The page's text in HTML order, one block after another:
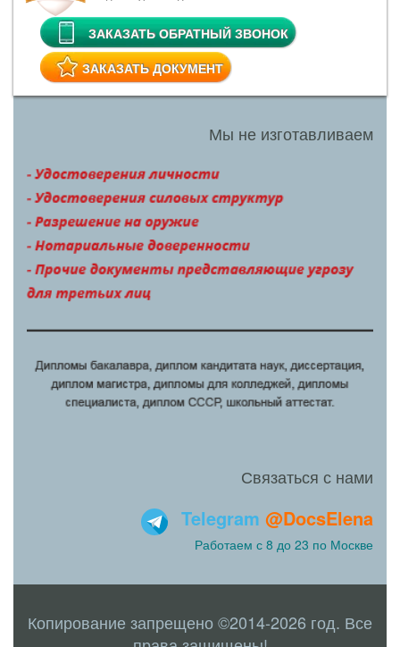
ЗАКАЗАТЬ ОБРАТНЫЙ ЗВОНОК
ЗАКАЗАТЬ ДОКУМЕНТ
Мы не изготавливаем
Связаться с нами
Telegram @DocsElena
Работаем с 8 до 23 по Москве
Копирование запрещено ©2014-2026 год. Все